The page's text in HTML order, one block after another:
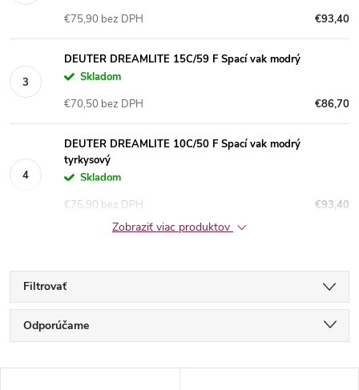
€93,40
€75,90 bez DPH
DEUTER DREAMLITE 15C/59 F Spací vak modrý
Skladom
€86,70
€70,50 bez DPH
DEUTER DREAMLITE 10C/50 F Spací vak modrý
tyrkysový
Skladom
€93,40
€75,90 bez DPH
Zobraziť viac produktov
Filtrovať
R
a
Odporúčame